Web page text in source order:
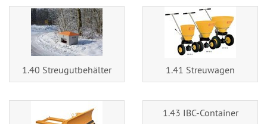
1.40 Streugutbehälter 1.41 Streuwagen
1.43 IBC-Container